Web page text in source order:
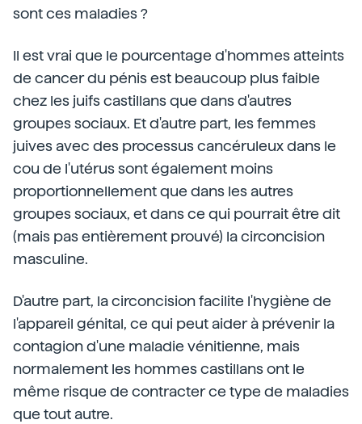
sont ces maladies ?
Il est vrai que le pourcentage d'hommes atteints
de cancer du pénis est beaucoup plus faible
chez les juifs castillans que dans d'autres
groupes sociaux. Et d'autre part, les femmes
juives avec des processus cancéruleux dans le
cou de l'utérus sont également moins
proportionnellement que dans les autres
groupes sociaux, et dans ce qui pourrait être dit
(mais pas entièrement prouvé) la circoncision
masculine.
D'autre part, la circoncision facilite l'hygiène de
l'appareil génital, ce qui peut aider à prévenir la
contagion d'une maladie vénitienne, mais
normalement les hommes castillans ont le
même risque de contracter ce type de maladies
que tout autre.